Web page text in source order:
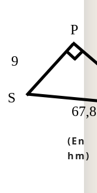
P
S
9
67,8
(En
hm)